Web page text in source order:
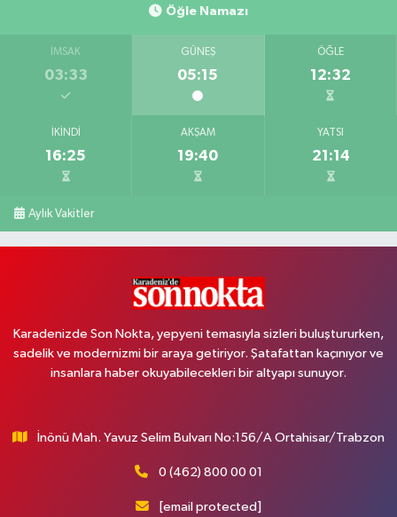
Öğle Namazı
İMSAK
03:33
GÜNEŞ
05:15
ÖĞLE
12:32
İKINDI
16:25
AKŞAM
19:40
YATSI
21:14
Aylık Vakitler
Karadenizde Son Nokta, yepyeni temasıyla sizleri buluştururken,
sadelik ve modernizmi bir araya getiriyor. Şatafattan kaçınıyor ve
insanlara haber okuyabilecekleri bir altyapı sunuyor.
İnönü Mah. Yavuz Selim Bulvarı No:156/A Ortahisar/Trabzon
0 (462) 800 00 01
[email protected]